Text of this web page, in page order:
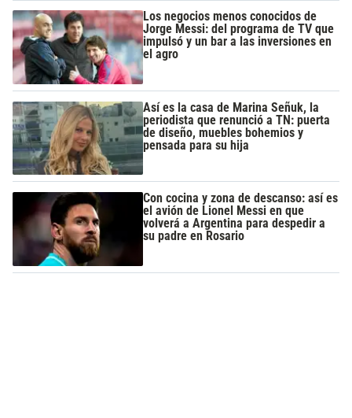
Los negocios menos conocidos de
Jorge Messi: del programa de TV que
impulsó y un bar a las inversiones en
el agro
Así es la casa de Marina Señuk, la
periodista que renunció a TN: puerta
de diseño, muebles bohemios y
pensada para su hija
Con cocina y zona de descanso: así es
el avión de Lionel Messi en que
volverá a Argentina para despedir a
su padre en Rosario